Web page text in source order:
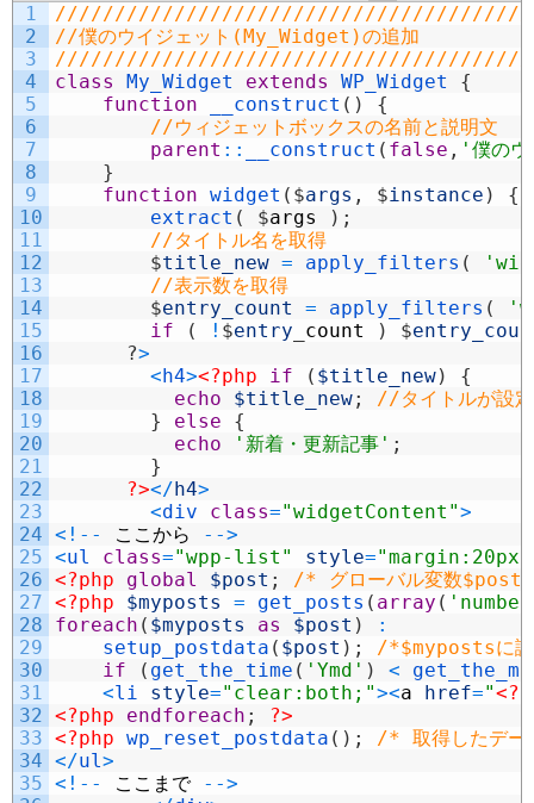
1
2
3
4
5
6
7
8
9
10
11
12
13
14
15
16
17
18
19
20
21
22
23
24
25
26
27
28
29
30
31
32
33
34
35
//僕のウイジェット(My_Widget)の追加
class
My_Widget extends WP_Widget
{
function
__construct ( )
{
//ウィジェットボックスの名前と説明文
parent :: __construct ( false , '僕の
}
function widget ( $args , $instance )
{
extract ( $args ) ;
//タイトル名を取得
$title_new = apply_filters (
//表示数を取得
$entry_count = apply_filters (
if
( ! $entry count ) $
?>
<h4><?php if ( $title_new)
{
echo
$title_new;
//タイトルが設
}
else
{
echo
'新着・更新記事' ;
}
?></h4>
<div class="widgetContent">
< ! -- ここから -->
<ul class="wpp-list" style="margin:20px
<?php
global $post ;
/* グローバル変数$post
<?php
$myposts = get_posts ( array (
foreach ( $myposts as $post )
:
setup_postdata ( $post ) ;
/*$mypostsに読
if
( get_the_time ( 'Ymd' ) <
<li style="clear:both;"><a href="
<?php
endforeach ;
?>
<?php wp_reset_postdata ( ) ;
/* 取得したデ
</ul >
< ! -- ここまで -->